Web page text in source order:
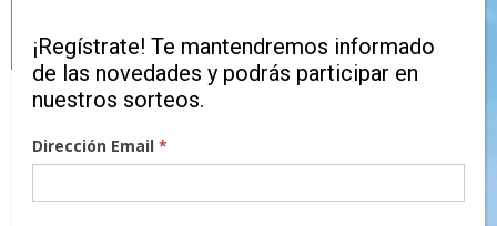
¡Regístrate! Te mantendremos informado
de las novedades y podrás participar en
nuestros sorteos.
Dirección Email*